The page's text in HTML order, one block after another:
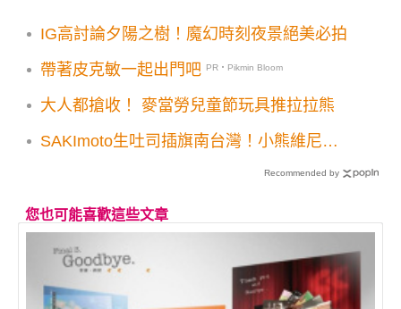
IG高討論夕陽之樹！魔幻時刻夜景絕美必拍
帶著皮克敏一起出門吧 PR・Pikmin Bloom
大人都搶收！ 麥當勞兒童節玩具推拉拉熊
SAKImoto生吐司插旗南台灣！小熊維尼第
Recommended by
您也可能喜歡這些文章